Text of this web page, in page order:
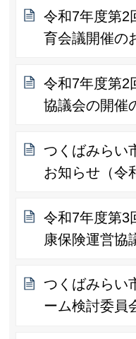
令和7年度第2
育会議開催の
令和7年度第2
協議会の開催
つくばみらい
お知らせ（令
令和7年度第3
康保険運営協
つくばみらい
ーム検討委員